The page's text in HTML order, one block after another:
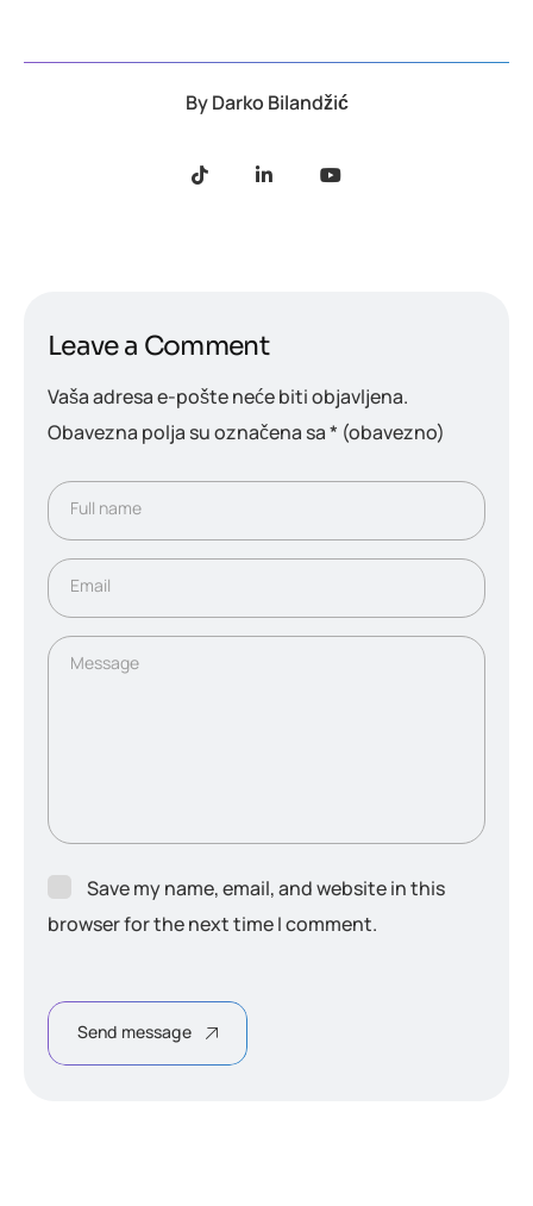
ByDarko Bilandžić
Leave a Comment
Vaša adresa e-pošte neće biti objavljena.
Obavezna polja su označena sa* (obavezno)
Full name
Email
Message
Save my name, email, and website in this
browser for the next time I comment.
Send message